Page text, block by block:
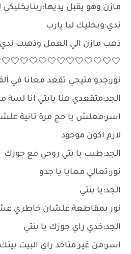
مازن وهو يقبل يديها:ربنايخليكي
ندي:ويخليك ليا يارب
ذهب مازن الي العمل وذهبت
نور:جدو متيجي تقعد معانا في
الجد:متقعدي هنا يابتي انا
اسر:معلش يا حج مرة تانية
لازم اكون موجود
الجد:طيب يا بتي روحي مع جوزك
نور:تعالي معايا يا جدو
الجد:يا بنتي
نور بمقاطعة:علشان خاطري
الجد:خدي راي جوزك يا بنتي
اسر:من غير متاخد راي البيت بيتك